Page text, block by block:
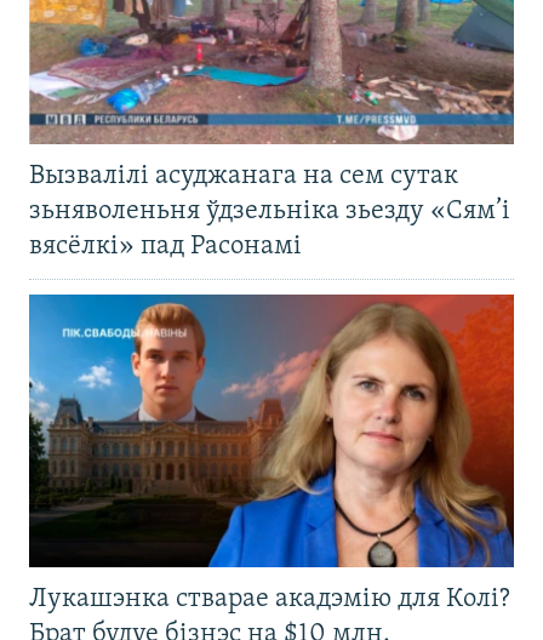
Вызвалілі асуджанага на сем сутак
зьняволеньня ўдзельніка зьезду «Сям’і
вясёлкі» пад Расонамі
Лукашэнка стварае акадэмію для Колі?